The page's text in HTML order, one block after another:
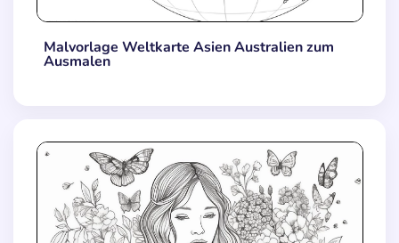
Malvorlage Weltkarte Asien Australien zum
Ausmalen